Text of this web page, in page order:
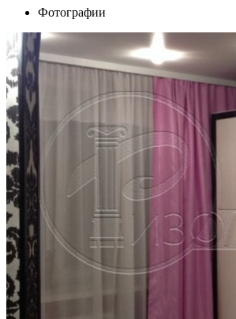
Фотографии